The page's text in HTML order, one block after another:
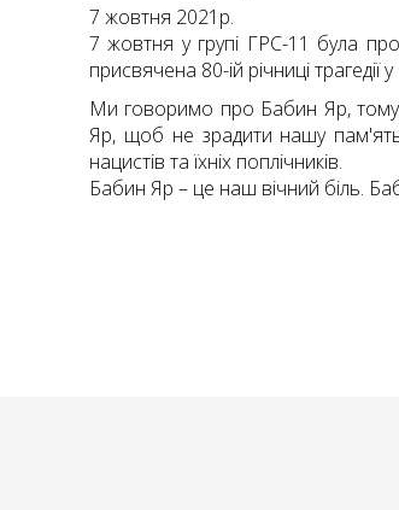
7 жовтня 2021р.
7 жовтня у групі ГРС-11 була
присвячена 80-ій річниці
Ми говоримо про Бабин Яр,
Яр, щоб не зрадити нашу
нацистів та їхніх поплічників.
Бабин Яр – це наш вiчний біль.